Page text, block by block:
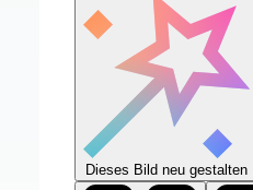
Dieses Bild neu gestalten